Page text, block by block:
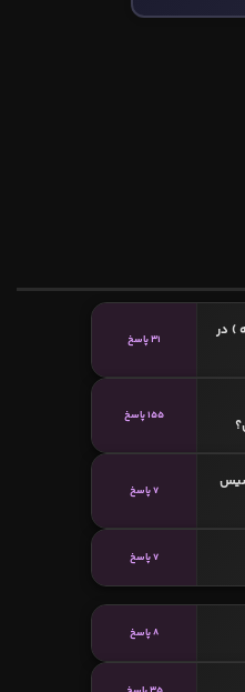
) در
31 پاسخ
155 پاسخ
سال 1999 تاسیس
7 پاسخ
7 پاسخ
8 پاسخ